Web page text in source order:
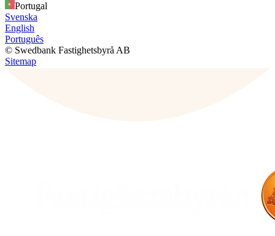
Portugal
Svenska
English
Português
© Swedbank Fastighetsbyrå AB
Sitemap